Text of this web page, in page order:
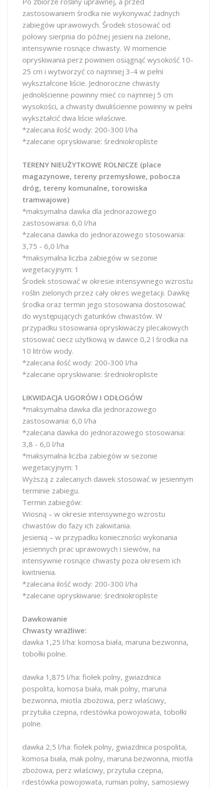
zastosowaniem środka nie wykonywać żadnych
zabiegów uprawowych. Środek stosować od
połowy sierpnia do późnej jesieni na zielone,
intensywnie rosnące chwasty. W momencie
opryskiwania perz powinien osiągnąć wysokość 10-
25 cm i wytworzyć co najmniej 3-4 w pełni
wykształcone liście. Jednoroczne chwasty
jednoliścienne powinny mieć co najmniej 5 cm
wysokości, a chwasty dwuliścienne powinny w pełni
wykształcić dwa liście właściwe.
*zalecana ilość wody: 200-300 l/ha
*zalecane opryskiwanie: średniokropliste
TERENY NIEUŻYTKOWE ROLNICZE (place
magazynowe, tereny przemysłowe, pobocza
dróg, tereny komunalne, torowiska
tramwajowe)
*maksymalna dawka dla jednorazowego
zastosowania: 6,0 l/ha
*zalecana dawka do jednorazowego stosowania:
3,75 - 6,0 l/ha
*maksymalna liczba zabiegów w sezonie
wegetacyjnym: 1
Środek stosować w okresie intensywnego wzrostu
roślin zielonych przez cały okres wegetacji. Dawkę
środka oraz termin jego stosowania dostosować
do występujących gatunków chwastów. W
przypadku stosowania opryskiwaczy plecakowych
stosować ciecz użytkową w dawce 0,2 l środka na
10 litrów wody.
*zalecana ilość wody: 200-300 l/ha
*zalecane opryskiwanie: średniokropliste
LIKWIDACJA UGORÓW I ODŁOGÓW
*maksymalna dawka dla jednorazowego
zastosowania: 6,0 l/ha
*zalecana dawka do jednorazowego stosowania:
3,8 - 6,0 l/ha
*maksymalna liczba zabiegów w sezonie
wegetacyjnym: 1
Wyższą z zalecanych dawek stosować w jesiennym
terminie zabiegu.
Termin zabiegów:
Wiosną – w okresie intensywnego wzrostu
chwastów do fazy ich zakwitania.
Jesienią – w przypadku konieczności wykonania
jesiennych prac uprawowych i siewów, na
intensywnie rosnące chwasty poza okresem ich
kwitnienia.
*zalecana ilość wody: 200-300 l/ha
*zalecane opryskiwanie: średniokropliste
Dawkowanie
Chwasty wrażliwe:
dawka 1,25 l/ha: komosa biała, maruna bezwonna,
tobołki polne.
dawka 1,875 l/ha: fiołek polny, gwiazdnica
pospolita, komosa biała, mak polny, maruna
bezwonna, miotła zbożowa, perz właściwy,
przytulia czepna, rdestówka powojowata, tobołki
polne.
dawka 2,5 l/ha: fiołek polny, gwiazdnica pospolita,
komosa biała, mak polny, maruna bezwonna, miotła
zbożowa, perz właściwy, przytulia czepna,
rdestówka powojowata, rumian polny, samosiewy